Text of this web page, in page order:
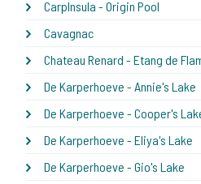
CarpInsula - Origin Pool
Cavagnac
Chateau Renard - Etang de
De Karperhoeve - Annie's Lake
De Karperhoeve - Cooper's
De Karperhoeve - Eliya's Lake
De Karperhoeve - Gio's Lake